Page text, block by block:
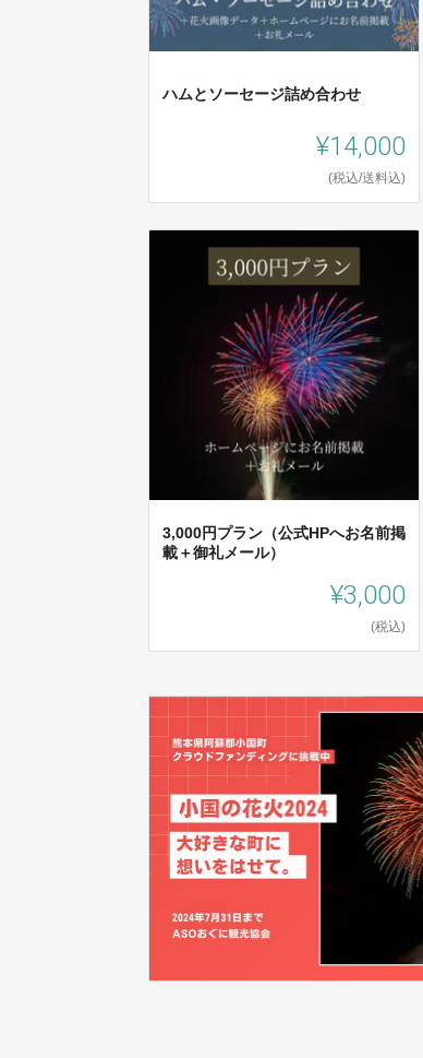
ハムとソーセージ詰め合わせ
¥14,000
(税込/送料込)
3,000円プラン（公式HPへお名前掲
載＋御礼メール）
¥3,000
(税込)